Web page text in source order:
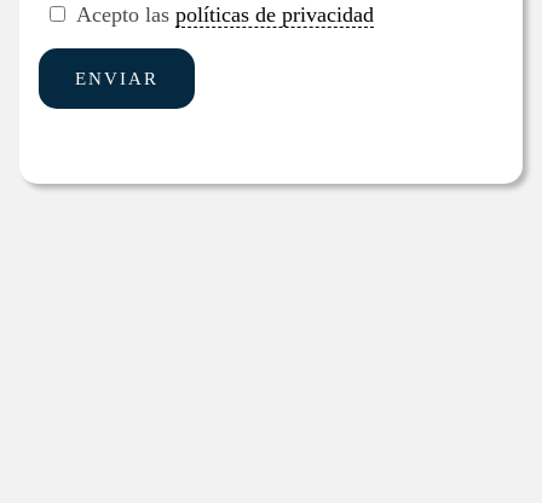
Acepto las políticas de privacidad